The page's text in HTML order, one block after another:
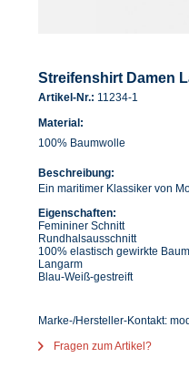
Streifenshirt Damen
Artikel-Nr.: 11234-1
Material:
100% Baumwolle
Beschreibung:
Ein maritimer Klassiker von
Eigenschaften:
Femininer Schnitt
Rundhalsausschnitt
100% elastisch gewirkte
Langarm
Blau-Weiß-gestreift
Marke-/Hersteller-Kontakt:
Fragen zum Artikel?